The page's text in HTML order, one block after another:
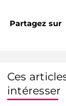
Partagez sur
Ces
intéresser